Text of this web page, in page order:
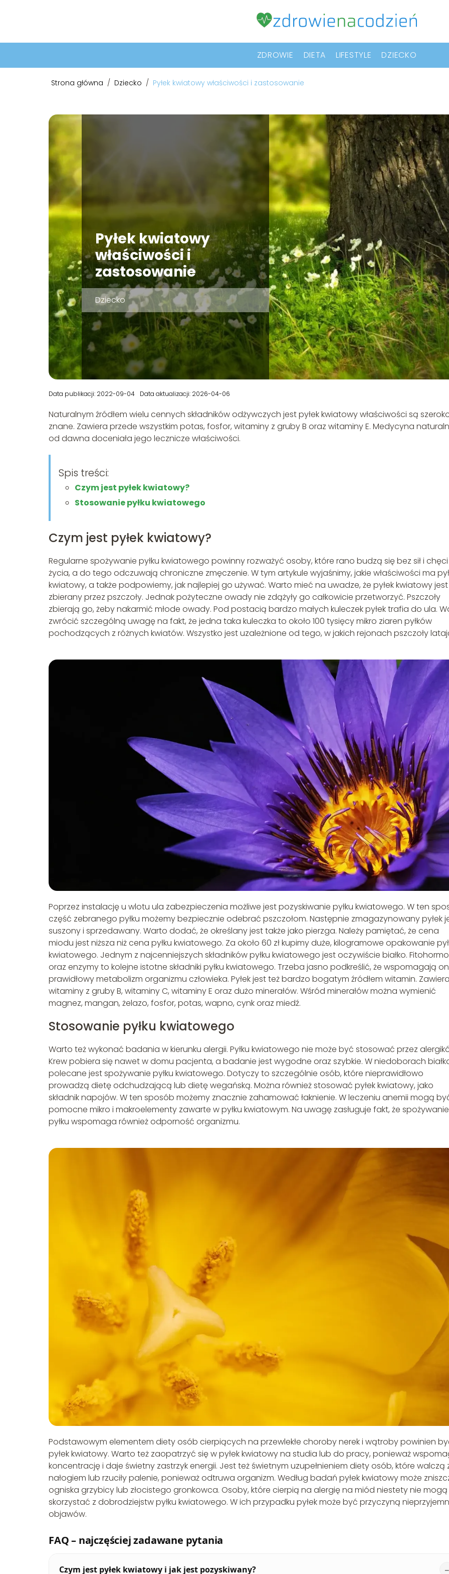
ZDROWIE DIETA LIFESTYLE DZIECKO
Strona główna / Dziecko / Pyłek kwiatowy właściwości i zastosowanie
Pyłek kwiatowy
właściwości i
zastosowanie
Dziecko
Data publikacji: 2022-09-04 Data aktualizacji: 2026-04-06
Naturalnym źródłem wielu cennych składników odżywczych jest pyłek kwiatowy właściwości są
znane. Zawiera przede wszystkim potas, fosfor, witaminy z gruby B oraz witaminy E. Medycyna
od dawna doceniała jego lecznicze właściwości.
Spis treści:
Czym jest pyłek kwiatowy?
Stosowanie pyłku kwiatowego
Czym jest pyłek kwiatowy?
Regularne spożywanie pyłku kwiatowego powinny rozważyć osoby, które rano budzą się bez sił i
życia, a do tego odczuwają chroniczne zmęczenie. W tym artykule wyjaśnimy, jakie właściwości ma
kwiatowy, a także podpowiemy, jak najlepiej go używać. Warto mieć na uwadze, że pyłek kwiatowy jest
zbierany przez pszczoły. Jednak pożyteczne owady nie zdążyły go całkowicie przetworzyć. Pszczoły
zbierają go, żeby nakarmić młode owady. Pod postacią bardzo małych kuleczek pyłek trafia do ula.
zwrócić szczególną uwagę na fakt, że jedna taka kuleczka to około 100 tysięcy mikro ziaren pyłków
pochodzących z różnych kwiatów. Wszystko jest uzależnione od tego, w jakich rejonach pszczoły
Poprzez instalację u wlotu ula zabezpieczenia możliwe jest pozyskiwanie pyłku kwiatowego. W ten
część zebranego pyłku możemy bezpiecznie odebrać pszczołom. Następnie zmagazynowany pyłek
suszony i sprzedawany. Warto dodać, że określany jest także jako pierzga. Należy pamiętać, że cena
miodu jest niższa niż cena pyłku kwiatowego. Za około 60 zł kupimy duże, kilogramowe opakowanie
kwiatowego. Jednym z najcenniejszych składników pyłku kwiatowego jest oczywiście białko.
oraz enzymy to kolejne istotne składniki pyłku kwiatowego. Trzeba jasno podkreślić, że wspomagają
prawidłowy metabolizm organizmu człowieka. Pyłek jest też bardzo bogatym źródłem witamin. Zawiera
witaminy z gruby B, witaminy C, witaminy E oraz dużo minerałów. Wśród minerałów można wymienić
magnez, mangan, żelazo, fosfor, potas, wapno, cynk oraz miedź.
Stosowanie pyłku kwiatowego
Warto też wykonać badania w kierunku alergii. Pyłku kwiatowego nie może być stosować przez
Krew pobiera się nawet w domu pacjenta, a badanie jest wygodne oraz szybkie. W niedoborach
polecane jest spożywanie pyłku kwiatowego. Dotyczy to szczególnie osób, które nieprawidłowo
prowadzą dietę odchudzającą lub dietę wegańską. Można również stosować pyłek kwiatowy, jako
składnik napojów. W ten sposób możemy znacznie zahamować łaknienie. W leczeniu anemii mogą
pomocne mikro i makroelementy zawarte w pyłku kwiatowym. Na uwagę zasługuje fakt, że spożywanie
pyłku wspomaga również odporność organizmu.
Podstawowym elementem diety osób cierpiących na przewlekłe choroby nerek i wątroby powinien
pyłek kwiatowy. Warto też zaopatrzyć się w pyłek kwiatowy na studia lub do pracy, ponieważ
koncentrację i daje świetny zastrzyk energii. Jest też świetnym uzupełnieniem diety osób, które walczą
nałogiem lub rzuciły palenie, ponieważ odtruwa organizm. Według badań pyłek kwiatowy może
ogniska grzybicy lub złocistego gronkowca. Osoby, które cierpią na alergię na miód niestety nie mogą
skorzystać z dobrodziejstw pyłku kwiatowego. W ich przypadku pyłek może być przyczyną
objawów.
FAQ – najczęściej zadawane pytania
Czym jest pyłek kwiatowy i jak jest pozyskiwany?